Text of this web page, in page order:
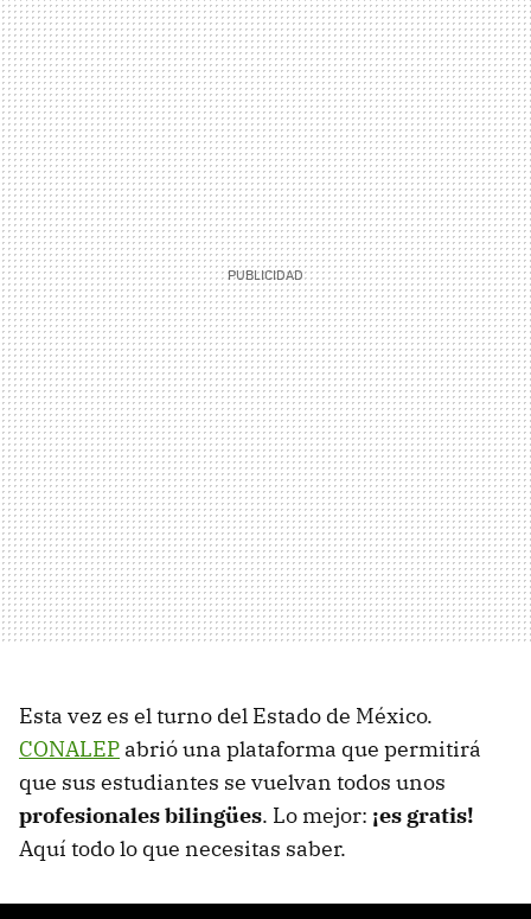
Esta vez es el turno del Estado de México.
CONALEP abrió una plataforma que permitirá
que sus estudiantes se vuelvan todos unos
profesionales bilingües. Lo mejor: ¡es gratis!
Aquí todo lo que necesitas saber.